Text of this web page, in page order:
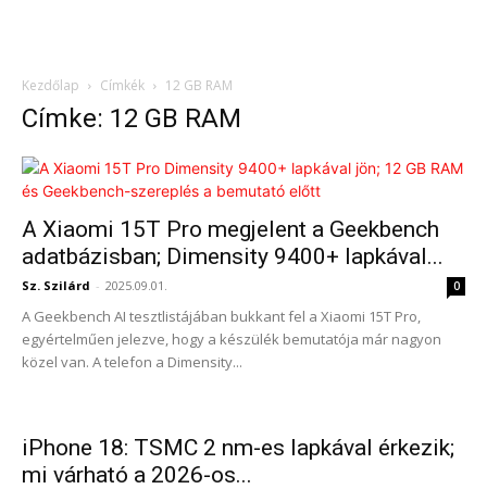
Kezdőlap Címkék 12 GB RAM
Címke: 12 GB RAM
A Xiaomi 15T Pro megjelent a Geekbench
adatbázisban; Dimensity 9400+ lapkával...
Sz. Szilárd - 2025.09.01. 0
A Geekbench AI tesztlistájában bukkant fel a Xiaomi 15T Pro,
egyértelműen jelezve, hogy a készülék bemutatója már nagyon
közel van. A telefon a Dimensity...
iPhone 18: TSMC 2 nm-es lapkával érkezik;
mi várható a 2026-os...